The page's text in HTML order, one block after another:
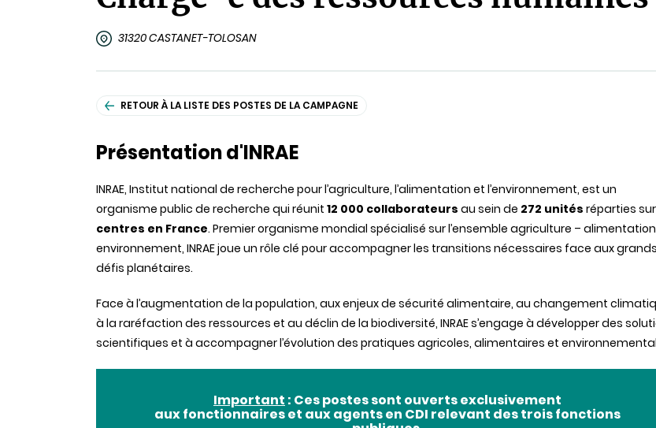
31320 CASTANET-TOLOSAN
RETOUR À LA LISTE DES POSTES DE LA CAMPAGNE
Présentation d'INRAE
INRAE, Institut national de recherche pour l’agriculture, l’alimentation et l’environnement, est un
organisme public de recherche qui réunit 12 000 collaborateurs au sein de 272 unités réparties sur
centres en France. Premier organisme mondial spécialisé sur l’ensemble agriculture –
environnement, INRAE joue un rôle clé pour accompagner les transitions nécessaires face aux grands
défis planétaires.
Face à l’augmentation de la population, aux enjeux de sécurité alimentaire, au changement
à la raréfaction des ressources et au déclin de la biodiversité, INRAE s’engage à développer des
scientifiques et à accompagner l’évolution des pratiques agricoles, alimentaires et
Important : Ces postes sont ouverts exclusivement
aux fonctionnaires et aux agents en CDI relevant des trois fonctions